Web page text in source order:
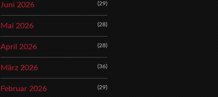
Juni 2026 (29)
Mai 2026 (28)
April 2026 (28)
März 2026 (36)
Februar 2026 (29)